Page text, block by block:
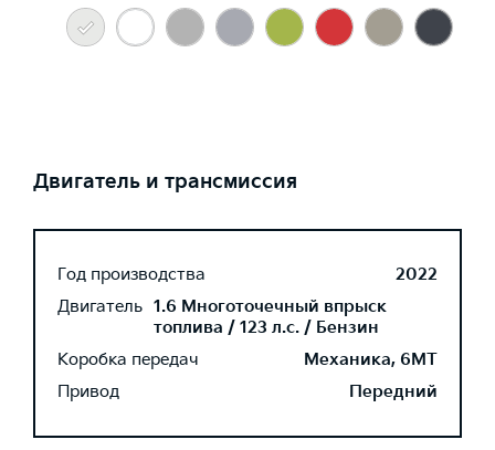
Двигатель и трансмиссия
Год производства
2022
Двигатель 1.6 Многоточечный впрыск
топлива / 123 л.с. / Бензин
Коробка передач
Механика, 6MT
Привод
Передний